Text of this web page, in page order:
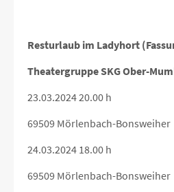
Resturlaub im Ladyhort
Theatergruppe SKG Ober-
23.03.2024 20.00 h
69509 Mörlenbach-Bonsweiher
24.03.2024 18.00 h
69509 Mörlenbach-Bonsweiher